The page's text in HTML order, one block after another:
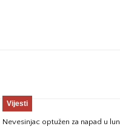
Vijesti
Nevesinjac optužen za napad u